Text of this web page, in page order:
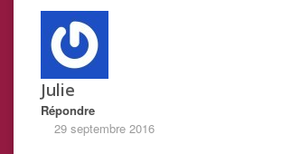
Julie
Répondre
29 septembre 2016